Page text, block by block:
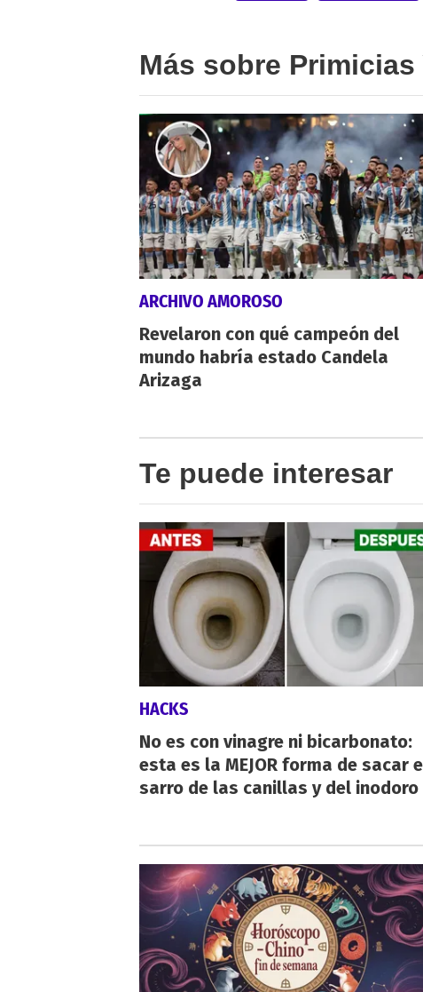
Más sobre Primicias
ARCHIVO AMOROSO
Revelaron con qué campeón del
mundo habría estado Candela
Arizaga
Te puede interesar
HACKS
No es con vinagre ni bicarbonato:
esta es la MEJOR forma de sacar
sarro de las canillas y del inodoro